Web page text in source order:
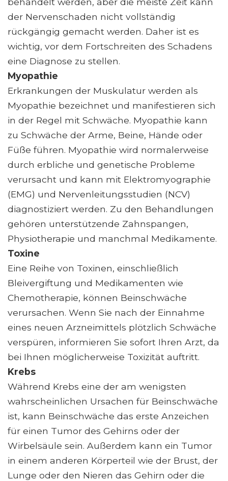
der Nervenschaden nicht vollständig
rückgängig gemacht werden. Daher ist es
wichtig, vor dem Fortschreiten des Schadens
eine Diagnose zu stellen.
Myopathie
Erkrankungen der Muskulatur werden als
Myopathie bezeichnet und manifestieren sich
in der Regel mit Schwäche. Myopathie kann
zu Schwäche der Arme, Beine, Hände oder
Füße führen. Myopathie wird normalerweise
durch erbliche und genetische Probleme
verursacht und kann mit Elektromyographie
(EMG) und Nervenleitungsstudien (NCV)
diagnostiziert werden. Zu den Behandlungen
gehören unterstützende Zahnspangen,
Physiotherapie und manchmal Medikamente.
Toxine
Eine Reihe von Toxinen, einschließlich
Bleivergiftung und Medikamenten wie
Chemotherapie, können Beinschwäche
verursachen. Wenn Sie nach der Einnahme
eines neuen Arzneimittels plötzlich Schwäche
verspüren, informieren Sie sofort Ihren Arzt, da
bei Ihnen möglicherweise Toxizität auftritt.
Krebs
Während Krebs eine der am wenigsten
wahrscheinlichen Ursachen für Beinschwäche
ist, kann Beinschwäche das erste Anzeichen
für einen Tumor des Gehirns oder der
Wirbelsäule sein. Außerdem kann ein Tumor
in einem anderen Körperteil wie der Brust, der
Lunge oder den Nieren das Gehirn oder die